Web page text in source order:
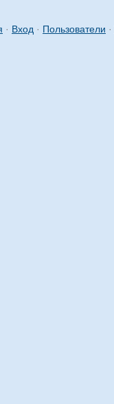
· Вход · Пользователи ·